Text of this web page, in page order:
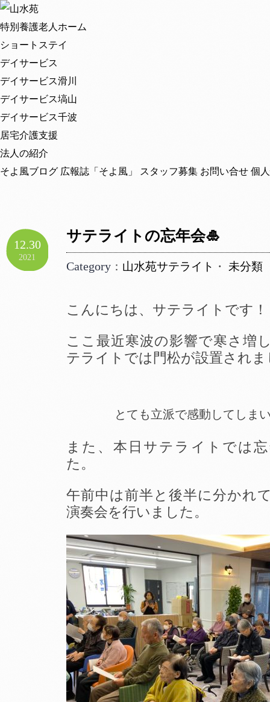
特別養護老人ホーム
ショートステイ
デイサービス
デイサービス滑川
デイサービス塙山
デイサービス千波
居宅介護支援
法人の紹介
そよ風ブログ 広報誌「そよ風」 スタッフ募集 お問い合せ 個
12.30
2021
サテライトの忘年会🎍
Category ： 山水苑サテライト ・ 未分類
こんにちは、サテライトです！
ここ最近寒波の影響で寒さ増
テライトでは門松が設置され
とても立派で感動してしま
また、本日サテライトでは
た。
午前中は前半と後半に分かれ
演奏会を行いました。